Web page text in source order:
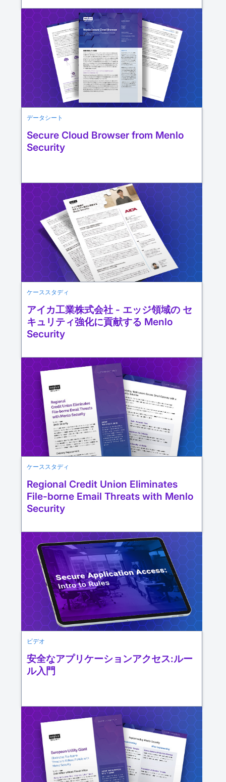
データシート
Secure Cloud Browser from Menlo
Security
ケーススタディ
アイカ工業株式会社 - エッジ領域の セ
キュリティ強化に貢献する Menlo
Security
ケーススタディ
Regional Credit Union Eliminates
File-borne Email Threats with Menlo
Security
ビデオ
安全なアプリケーションアクセス:ルー
ル入門